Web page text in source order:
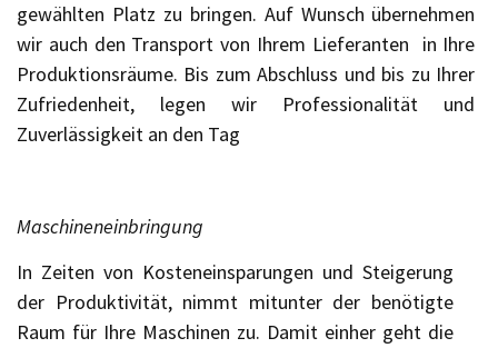
gewählten Platz zu bringen. Auf Wunsch übernehmen
wir auch den Transport von Ihrem Lieferanten in Ihre
Produktionsräume. Bis zum Abschluss und bis zu Ihrer
Zufriedenheit, legen wir Professionalität und
Zuverlässigkeit an den Tag
Maschineneinbringung
In Zeiten von Kosteneinsparungen und Steigerung
der Produktivität, nimmt mitunter der benötigte
Raum für Ihre Maschinen zu. Damit einher geht die